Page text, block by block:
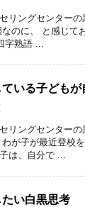
リングセンター
のに、 と感じて
字熟語 ...
いる子どもが
リングセンター
が子が最近登校
は、自分で ...
い白黒思考